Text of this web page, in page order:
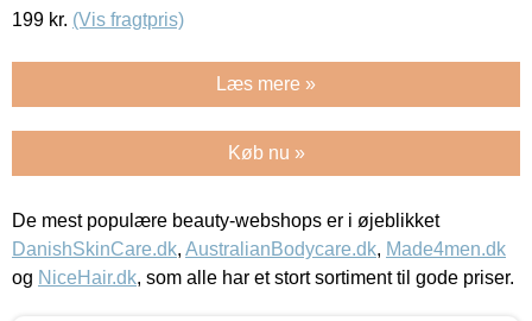
199 kr. (Vis fragtpris)
Læs mere »
Køb nu »
De mest populære beauty-webshops er i øjeblikket
DanishSkinCare.dk, AustralianBodycare.dk, Made4men.dk
og NiceHair.dk, som alle har et stort sortiment til gode priser.